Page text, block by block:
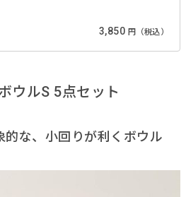
3,850 円（税込）
ウルS 5点セット
な、小回りが利くボウル